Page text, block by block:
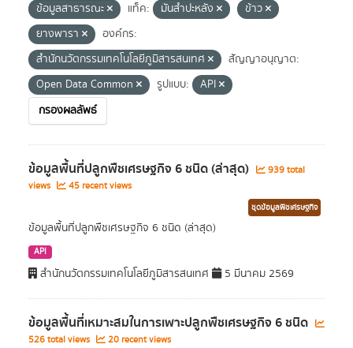
ข้อมูลสาธารณะ
แท็ค: มันสำปะหลัง
ข้าว
ยางพารา
องค์กร:
สำนักนวัตกรรมเทคโนโลยีภูมิสารสนเทศ
สัญญาอนุญาต:
Open Data Common
รูปแบบ:
API
กรองผลลัพธ์
ข้อมูลพื้นที่ปลูกพืชเศรษฐกิจ 6 ชนิด (ล่าสุด)
939 total
views
45 recent views
ชุดข้อมูลพืชเศรษฐกิจ
ข้อมูลพื้นที่ปลูกพืชเศรษฐกิจ 6 ชนิด (ล่าสุด)
API
สำนักนวัตกรรมเทคโนโลยีภูมิสารสนเทศ 5 มีนาคม 2569
ข้อมูลพื้นที่เหมาะสมในการเพาะปลูกพืชเศรษฐกิจ 6 ชนิด
526 total views 20 recent views